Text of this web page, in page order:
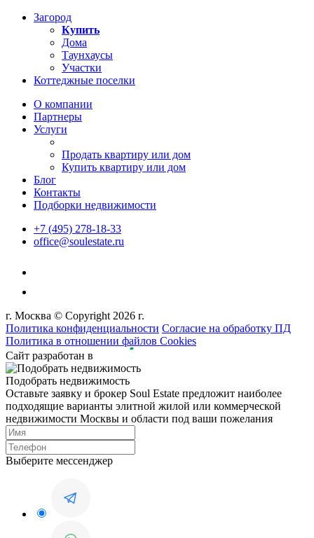
Загород
Купить
Дома
Таунхаусы
Участки
Коттеджные поселки
О компании
Партнеры
Услуги
Продать квартиру или дом
Купить квартиру или дом
Блог
Контакты
Подборки недвижимости
+7 (495) 278-18-33
office@soulestate.ru
г. Москва © Copyright 2026 г.
Политика конфиденциальности Согласие на обработку ПД
Политика в отношении файлов Cookies
Сайт разработан в
Подобрать недвижимость
Оставьте заявку и брокер Soul Estate предложит наиболее
подходящие варианты элитной жилой или коммерческой
недвижимости Москвы и области под ваши пожелания
Выберите мессенджер